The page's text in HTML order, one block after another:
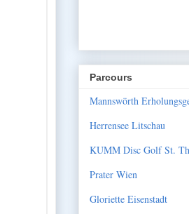
Parcours
Mannswörth
Herrensee Litschau
KUMM Disc Golf St.
Prater Wien
Gloriette Eisenstadt